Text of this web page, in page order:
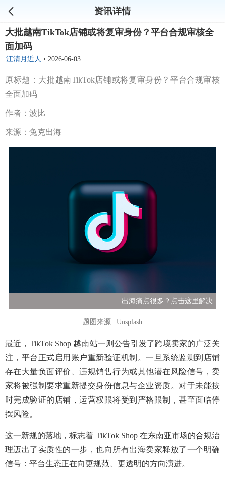
资讯详情
大批越南TikTok店铺或将复审身份？平台合规审核全
面加码
江清月近人 • 2026-06-03
原标题：大批越南TikTok店铺或将复审身份？平台合规审核
全面加码
作者：波比
来源：兔克出海
出海痛点很多？点击这里解决
题图来源 | Unsplash
最近，TikTok Shop 越南站一则公告引发了跨境卖家的广泛关
注，平台正式启用账户重新验证机制。一旦系统监测到店铺
存在大量负面评价、违规销售行为或其他潜在风险信号，卖
家将被强制要求重新提交身份信息与企业资质。对于未能按
时完成验证的店铺，运营权限将受到严格限制，甚至面临停
摆风险。
这一新规的落地，标志着 TikTok Shop 在东南亚市场的合规治
理迈出了实质性的一步，也向所有出海卖家释放了一个明确
信号：平台生态正在向更规范、更透明的方向演进。